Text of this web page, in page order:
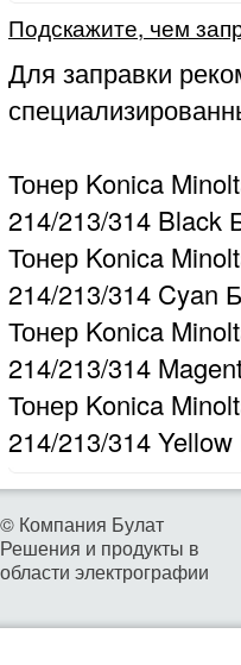
Подскажите, чем
Для заправки
Тонер Konica
214/213/314 Black
Тонер Konica
214/213/314 Cyan
Тонер Konica
214/213/314
Тонер Konica
214/213/314
© Компания Булат
Решения и продукты в
области электрографии